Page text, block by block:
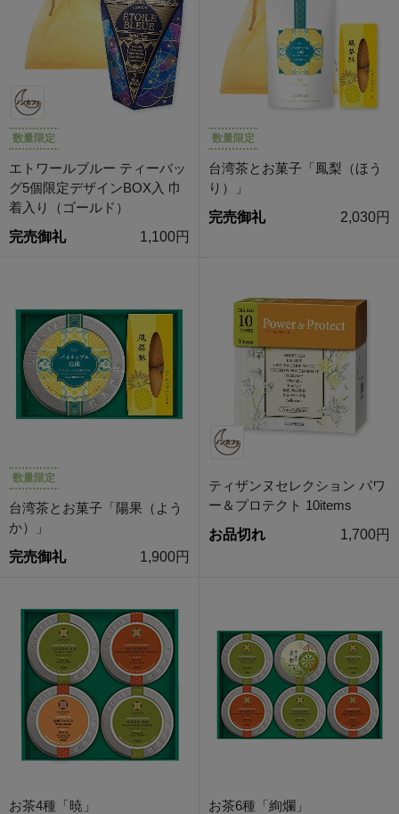
数量限定
エトワールブルー ティーバッ
グ5個限定デザインBOX入 巾
着入り（ゴールド）
完売御礼
1,100円
数量限定
台湾茶とお菓子「鳳梨（ほう
り）」
完売御礼
2,030円
数量限定
台湾茶とお菓子「陽果（よう
か）」
完売御礼
1,900円
ティザンヌセレクション パワ
ー＆プロテクト 10items
お品切れ
1,700円
お茶4種「暁」 お茶6種「絢爛」